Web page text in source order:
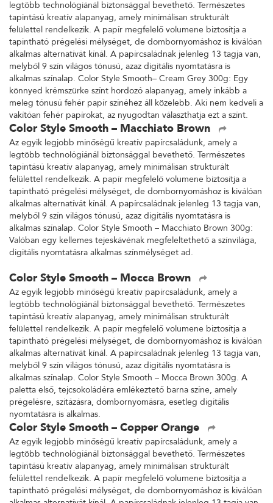
legtöbb technológiánál biztonsággal bevethető. Természetes
tapintású kreatív alapanyag, amely minimálisan strukturált
felülettel rendelkezik. A papír megfelelő volumene biztosítja a
tapintható prégelési mélységet, de dombornyomáshoz is kiválóan
alkalmas alternatívát kínál. A papírcsaládnak jelenleg 13 tagja van,
melyből 9 szín világos tónusú, azaz digitális nyomtatásra is
alkalmas színalap. Color Style Smooth– Cream Grey 300g: Egy
könnyed krémszürke színt hordozó alapanyag, amely inkább a
meleg tónusú fehér papír színéhez áll közelebb. Aki nem kedveli a
vakítóan fehér papírokat, az nyugodtan választhatja ezt a színt.
Color Style Smooth – Macchiato Brown
Az egyik legjobb minőségű kreatív papírcsaládunk, amely a
legtöbb technológiánál biztonsággal bevethető. Természetes
tapintású kreatív alapanyag, amely minimálisan strukturált
felülettel rendelkezik. A papír megfelelő volumene biztosítja a
tapintható prégelési mélységet, de dombornyomáshoz is kiválóan
alkalmas alternatívát kínál. A papírcsaládnak jelenleg 13 tagja van,
melyből 9 szín világos tónusú, azaz digitális nyomtatásra is
alkalmas színalap. Color Style Smooth – Macchiato Brown 300g:
Valóban egy kellemes tejeskávénak megfeleltethető a színvilága,
digitális nyomtatásra alkalmas színmélységet ad.
Color Style Smooth – Mocca Brown
Az egyik legjobb minőségű kreatív papírcsaládunk, amely a
legtöbb technológiánál biztonsággal bevethető. Természetes
tapintású kreatív alapanyag, amely minimálisan strukturált
felülettel rendelkezik. A papír megfelelő volumene biztosítja a
tapintható prégelési mélységet, de dombornyomáshoz is kiválóan
alkalmas alternatívát kínál. A papírcsaládnak jelenleg 13 tagja van,
melyből 9 szín világos tónusú, azaz digitális nyomtatásra is
alkalmas színalap. Color Style Smooth – Mocca Brown 300g. A
paletta első, tejcsokoládéra emlékeztető barna színe, amely
prégelésre, szitázásra, dombornyomásra, esetleg digitális
nyomtatásra is alkalmas.
Color Style Smooth – Copper Orange
Az egyik legjobb minőségű kreatív papírcsaládunk, amely a
legtöbb technológiánál biztonsággal bevethető. Természetes
tapintású kreatív alapanyag, amely minimálisan strukturált
felülettel rendelkezik. A papír megfelelő volumene biztosítja a
tapintható prégelési mélységet, de dombornyomáshoz is kiválóan